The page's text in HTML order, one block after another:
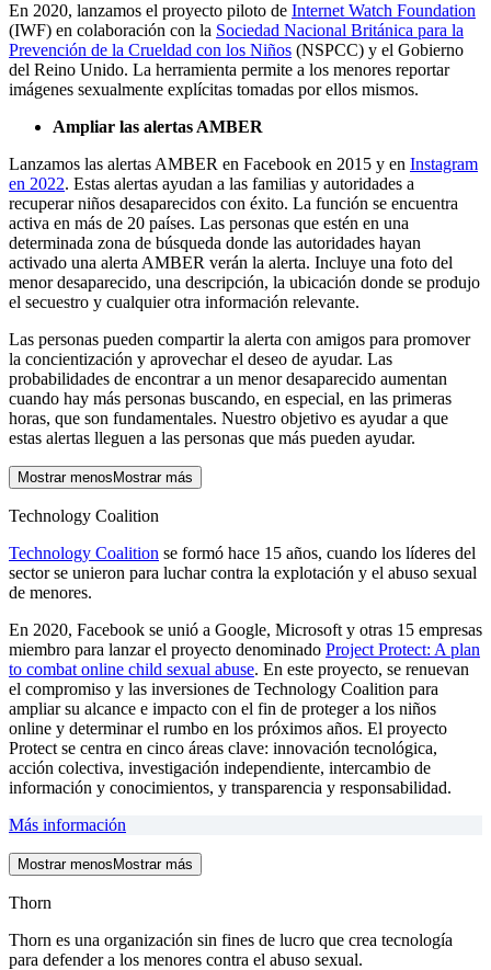
En 2020, lanzamos el proyecto piloto de Internet Watch Foundation
(IWF) en colaboración con la Sociedad Nacional Británica para la
Prevención de la Crueldad con los Niños (NSPCC) y el Gobierno
del Reino Unido. La herramienta permite a los menores reportar
imágenes sexualmente explícitas tomadas por ellos mismos.
Ampliar las alertas AMBER
Lanzamos las alertas AMBER en Facebook en 2015 y en Instagram
en 2022. Estas alertas ayudan a las familias y autoridades a
recuperar niños desaparecidos con éxito. La función se encuentra
activa en más de 20 países. Las personas que estén en una
determinada zona de búsqueda donde las autoridades hayan
activado una alerta AMBER verán la alerta. Incluye una foto del
menor desaparecido, una descripción, la ubicación donde se produjo
el secuestro y cualquier otra información relevante.
Las personas pueden compartir la alerta con amigos para promover
la concientización y aprovechar el deseo de ayudar. Las
probabilidades de encontrar a un menor desaparecido aumentan
cuando hay más personas buscando, en especial, en las primeras
horas, que son fundamentales. Nuestro objetivo es ayudar a que
estas alertas lleguen a las personas que más pueden ayudar.
Mostrar menos Mostrar más
Technology Coalition
Technology Coalition se formó hace 15 años, cuando los líderes del
sector se unieron para luchar contra la explotación y el abuso sexual
de menores.
En 2020, Facebook se unió a Google, Microsoft y otras 15 empresas
miembro para lanzar el proyecto denominado Project Protect: A plan
to combat online child sexual abuse. En este proyecto, se renuevan
el compromiso y las inversiones de Technology Coalition para
ampliar su alcance e impacto con el fin de proteger a los niños
online y determinar el rumbo en los próximos años. El proyecto
Protect se centra en cinco áreas clave: innovación tecnológica,
acción colectiva, investigación independiente, intercambio de
información y conocimientos, y transparencia y responsabilidad.
Más información
Mostrar menos Mostrar más
Thorn
Thorn es una organización sin fines de lucro que crea tecnología
para defender a los menores contra el abuso sexual.